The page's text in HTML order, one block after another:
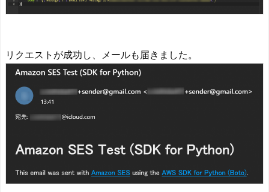
リクエストが成功し、メールも届きました。